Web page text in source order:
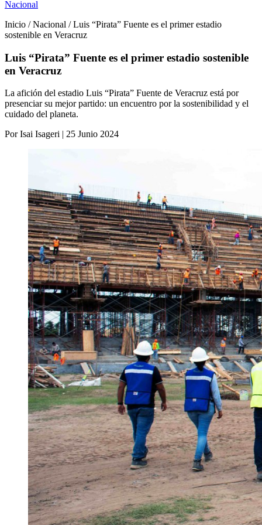
Nacional
Inicio / Nacional / Luis “Pirata” Fuente es el primer estadio
sostenible en Veracruz
Luis “Pirata” Fuente es el primer estadio sostenible
en Veracruz
La afición del estadio Luis “Pirata” Fuente de Veracruz está por
presenciar su mejor partido: un encuentro por la sostenibilidad y el
cuidado del planeta.
Por Isai Isageri | 25 Junio 2024